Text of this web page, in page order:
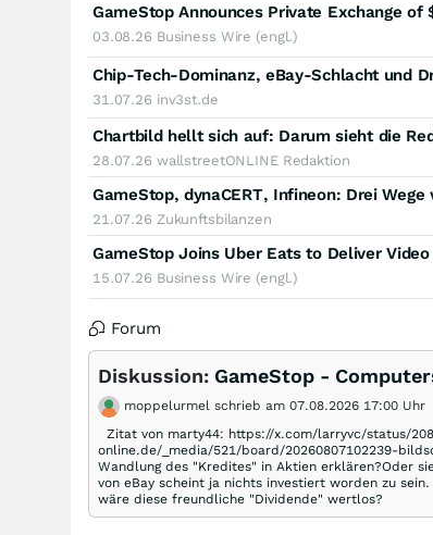
GameStop Announces Private Exchange
03.08.26 Business Wire (engl.)
31.07.26 inv3st.de
Chartbild hellt sich auf: Darum sieht die
28.07.26 wallstreetONLINE Redaktion
GameStop, dynaCERT, Infineon: Drei
21.07.26 Zukunftsbilanzen
15.07.26 Business Wire (engl.)
Forum
Diskussion: GameStop -
moppelurmel schrieb am 07.08.2026 17:00 Uhr
Zitat von marty44: https://x.com/larryvc/status/
online.de/_media/521/board/20260807102239-
Wandlung des "Kredites" in Aktien erklären?Oder
von eBay scheint ja nichts investiert worden zu
wäre diese freundliche "Dividende" wertlos?